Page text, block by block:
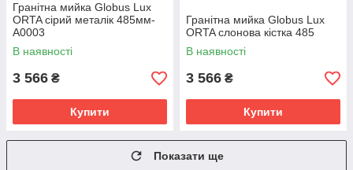
Гранітна мийка Globus Lux
ORTA сірий металік 485мм-
А0003
В наявності
3 566 ₴
Купити
Гранітна мийка Globus Lux
ORTA слонова кiстка 485
В наявності
3 566 ₴
Купити
Показати ще